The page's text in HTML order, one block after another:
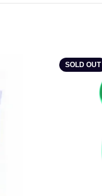
SOLD OUT